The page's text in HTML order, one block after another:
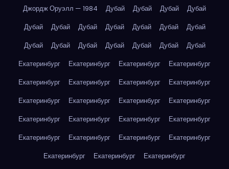
Джордж Оруэлл — 1984
Дубай Дубай Дубай
Дубай
Дубай
Дубай Дубай Дубай Дубай Дубай
Дубай
Дубай
Дубай Дубай Дубай Дубай Дубай
Дубай
Екатеринбург
Екатеринбург Екатеринбург
Екатеринбург
Екатеринбург
Екатеринбург Екатеринбург
Екатеринбург
Екатеринбург
Екатеринбург Екатеринбург
Екатеринбург
Екатеринбург
Екатеринбург Екатеринбург
Екатеринбург
Екатеринбург
Екатеринбург Екатеринбург
Екатеринбург
Екатеринбург
Екатеринбург
Екатеринбург